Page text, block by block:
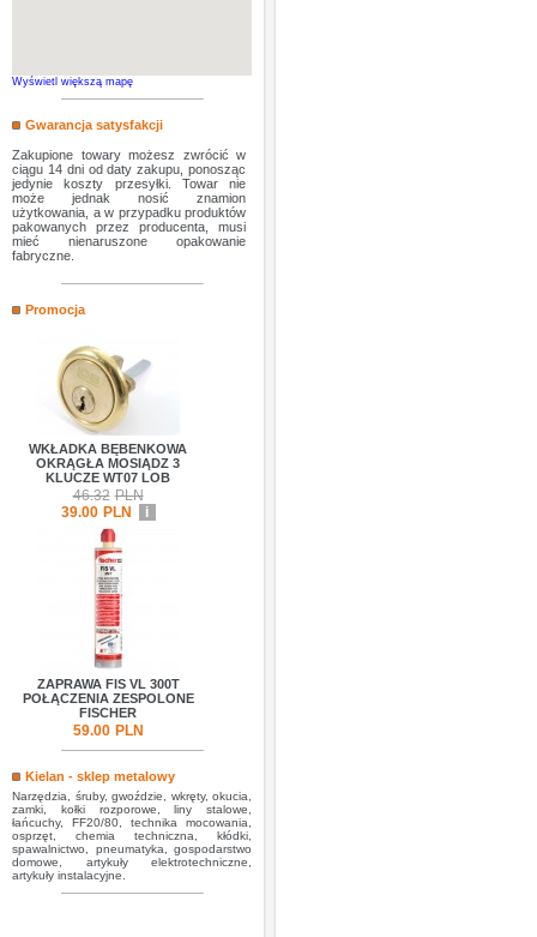
Wyświetl większą mapę
Gwarancja satysfakcji
Zakupione towary możesz zwrócić w
ciągu 14 dni od daty zakupu, ponosząc
jedynie koszty przesyłki. Towar nie
może jednak nosić znamion
użytkowania, a w przypadku produktów
pakowanych przez producenta, musi
mieć nienaruszone opakowanie
fabryczne.
Promocja
WKŁADKA BĘBENKOWA
OKRĄGŁA MOSIĄDZ 3
KLUCZE WT07 LOB
46.32 PLN
39.00 PLN i
ZAPRAWA FIS VL 300T
POŁĄCZENIA ZESPOLONE
FISCHER
59.00 PLN
Kielan - sklep metalowy
Narzędzia, śruby, gwoździe, wkręty, okucia,
zamki, kołki rozporowe, liny stalowe,
łańcuchy, FF20/80, technika mocowania,
osprzęt, chemia techniczna, kłódki,
spawalnictwo, pneumatyka, gospodarstwo
domowe, artykuły elektrotechniczne,
artykuły instalacyjne.